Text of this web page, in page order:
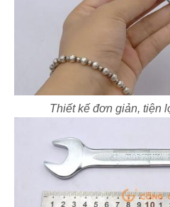
Thiết kế đơn giản, tiện